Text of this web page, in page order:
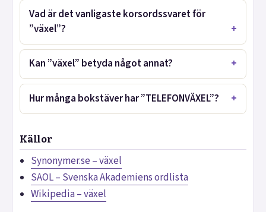
Vad är det vanligaste korsordssvaret för
”växel”?
Kan ”växel” betyda något annat?
Hur många bokstäver har ”TELEFONVÄXEL”?
Källor
Synonymer.se – växel
SAOL – Svenska Akademiens ordlista
Wikipedia – växel